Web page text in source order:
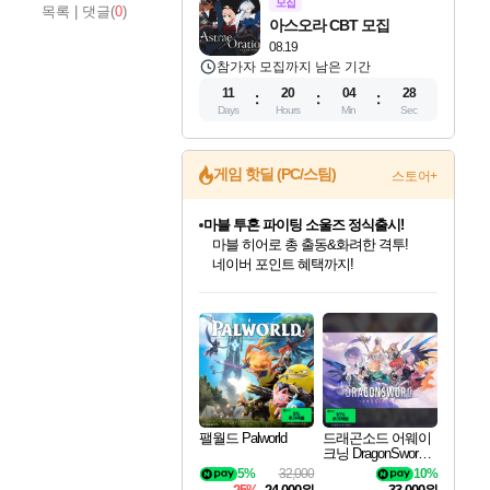
목록 댓글(0)
모집
08.19
아스오라 CBT 모집
참가자 모집까지 남은 기간
11
Days
20
Hours
04
Min
27
Sec
게임 핫딜 (PC/스팀) 스토어+
최대 90% 할인가를 만나보세요!
네이버혜택과 함께 만나보세요!
50%할인&추가 적립까지!
네이버 포인트 혜택까지!
귀무자: 검의 길 예약 판매 중!
10% 할인과
이니&베니 혜택까지!
네이버 혜택가와 함께 예약하세요!
할인&네이버혜택으로 만나보세요!
네이버페이 혜택과 만나보세요!
40주년 프로모션으로 만나보세요!
할인가에 만나보세요!
일부 에디션 상시 할인!
혜택으로 예약 판매 중
편안하게 충전하세요
팰월드 Palworld
32,000
5%
드래곤소드 어웨이
크닝 DragonSword A
10%